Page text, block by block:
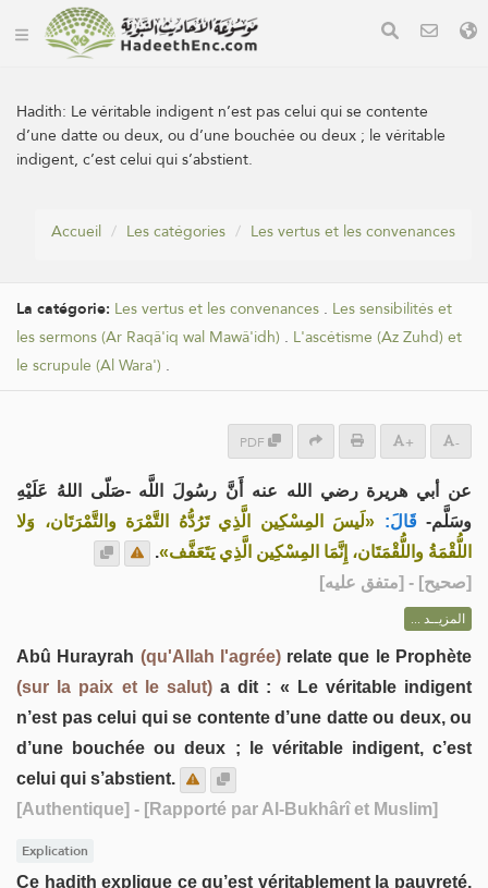
Hadith: Le véritable indigent n’est pas celui qui se contente
d’une datte ou deux, ou d’une bouchée ou deux ; le véritable
indigent, c’est celui qui s’abstient.
Accueil Les catégories Les vertus et les convenances
La catégorie: Les vertus et les convenances . Les sensibilités et
les sermons (Ar Raqâ'iq wal Mawâ'idh) . L'ascétisme (Az Zuhd) et
le scrupule (Al Wara') .
PDF + -
عن أبي هريرة رضي الله عنه أَنَّ رسُولَ اللَّه -صَلّى اللهُ عَلَيْهِ
وسَلَّم- قَالَ: «لَيسَ المِسْكِين الَّذِي تَرُدُّهُ التَّمْرَة والتَّمْرَتَان، وَلا
اللُّقْمَةُ واللُّقْمَتَان، إِنَّمَا المِسْكِين الَّذِي يَتَعَفَّف».
[صحيح] - [متفق عليه]
المزيــد ...
Abû Hurayrah (qu'Allah l'agrée)relate que le Prophète
(sur la paix et le salut)a dit : « Le véritable indigent
n’est pas celui qui se contente d’une datte ou deux, ou
d’une bouchée ou deux ; le véritable indigent, c’est
celui qui s’abstient.
[Authentique] - [Rapporté par Al-Bukhârî et Muslim]
Explication
Ce hadith explique ce qu’est véritablement la pauvreté,